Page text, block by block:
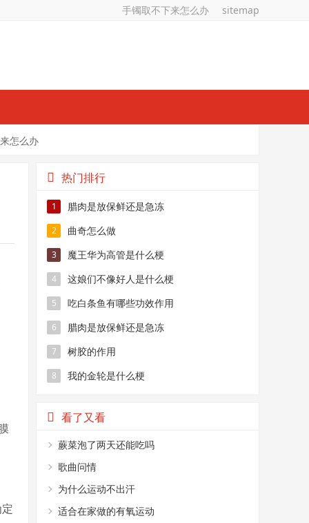
手镯取不下来怎么办 sitemap
怎么办
热门排行
1 腊肉是放保鲜还是急冻
2 曲奇怎么做
3 魔王华为高管是什么梗
4 这娘们不像好人是什么梗
5 吃白条鱼有哪些功效作用
6 腊肉是放保鲜还是急冻
7 树胶的作用
8 我的金轮是什么梗
看了又看
蕨菜泡了两天还能吃吗
歌曲问情
为什么运动不出汗
适合在家做的有氧运动